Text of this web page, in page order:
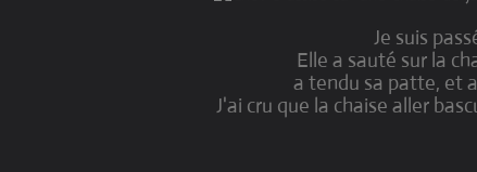
Je suis
Elle a sauté sur la
a tendu sa patte, et
J'ai cru que la chaise aller